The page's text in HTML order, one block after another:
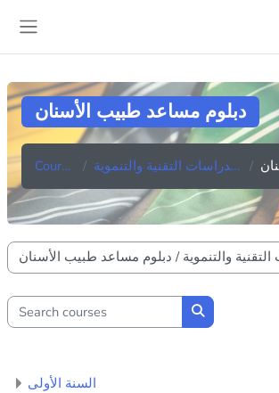
دبلوم مساعد طبیب الأسنان
Courses كلية الدراسات التقنية والتنموية
Course categories
Search courses
Search courses
السنة الأولى